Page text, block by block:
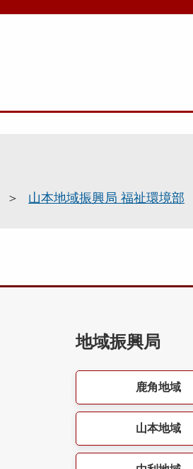
山本地域振興局 福祉環境部
地域振興局
鹿角地域
山本地域